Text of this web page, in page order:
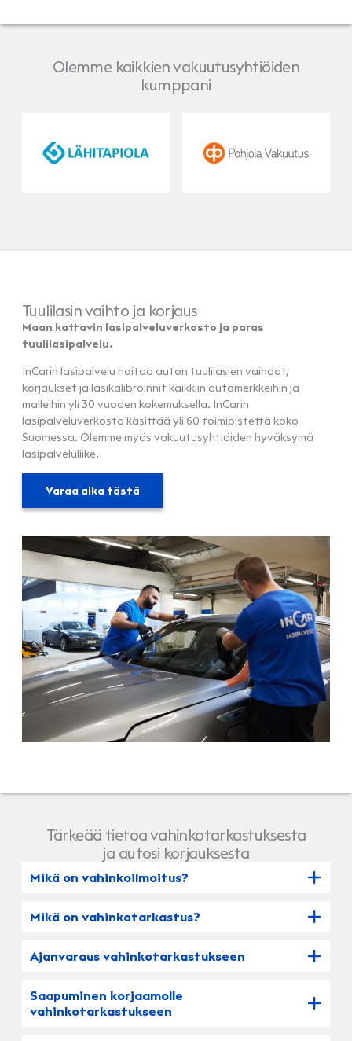
Olemme kaikkien vakuutusyhtiöiden
kumppani
LähiTapiola Pohjola
Tuulilasin vaihto ja korjaus
Maan kattavin lasipalveluverkosto ja paras
tuulilasipalvelu.
InCarin lasipalvelu hoitaa auton tuulilasien vaihdot,
korjaukset ja lasikalibroinnit kaikkiin automerkkeihin ja
malleihin yli 30 vuoden kokemuksella. InCarin
lasipalveluverkosto käsittää yli 60 toimipistettä koko
Suomessa. Olemme myös vakuutusyhtiöiden hyväksymä
lasipalveluliike.
Varaa aika tästä
Tärkeää tietoa vahinkotarkastuksesta
ja autosi korjauksesta
Mikä on vahinkoilmoitus?
Mikä on vahinkotarkastus?
Ajanvaraus vahinkotarkastukseen
Saapuminen korjaamolle
vahinkotarkastukseen